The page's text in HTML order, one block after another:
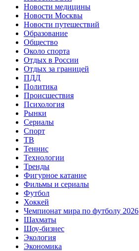
Новости медицины
Новости Москвы
Новости путешествий
Образование
Общество
Около спорта
Отдых в России
Отдых за границей
ПДД
Политика
Происшествия
Психология
Рынки
Сериалы
Спорт
ТВ
Теннис
Технологии
Тренды
Фигурное катание
Фильмы и сериалы
Футбол
Хоккей
Чемпионат мира по футболу 2026
Шахматы
Шоу-бизнес
Экология
Экономика